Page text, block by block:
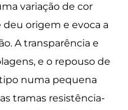
variação de cor
origem e evoca a
A transparência e
e o repouso de
numa pequena
tramas resistência-